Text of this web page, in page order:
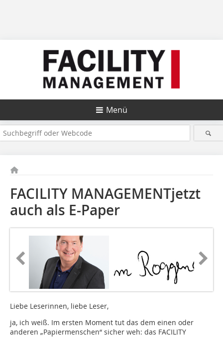
Menü
FACILITY MANAGEMENTjetzt
auch als E-Paper
Liebe Leserinnen, liebe Leser,
ja, ich weiß. Im ersten Moment tut das dem einen oder
anderen „Papiermenschen“ sicher weh: das FACILITY